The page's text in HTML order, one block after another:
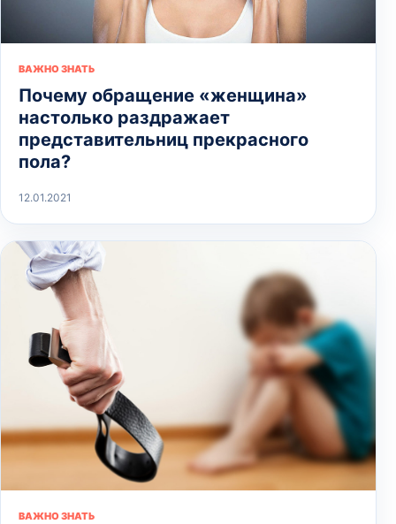
ВАЖНО ЗНАТЬ
Почему обращение «женщина»
настолько раздражает
представительниц прекрасного
пола?
12.01.2021
ВАЖНО ЗНАТЬ